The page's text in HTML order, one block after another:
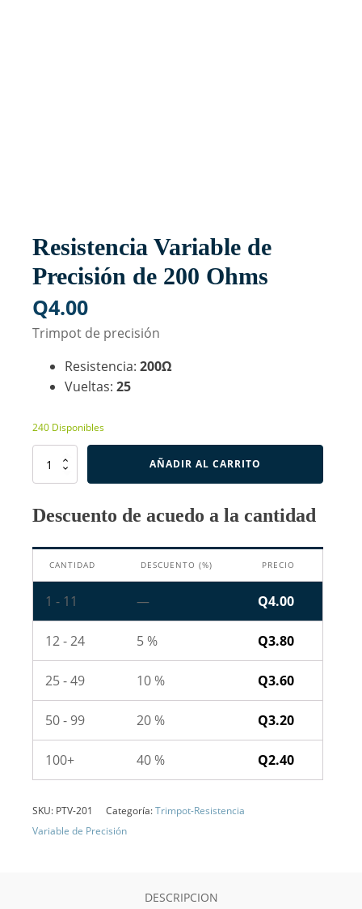
Resistencia Variable de
Precisión de 200 Ohms
Q4.00
Trimpot de precisión
Resistencia: 200Ω
Vueltas: 25
240 Disponibles
Resistencia
Variable
de
Ohms
cantidad
AÑADIR AL CARRITO
Descuento de acuedo a la cantidad
CANTIDAD DESCUENTO (%) PRECIO
1 - 11 — Q4.00
12 - 24 5 % Q3.80
25 - 49 10 % Q3.60
50 - 99 20 % Q3.20
100+ 40 % Q2.40
SKU: PTV-201 Categoría:Trimpot-Resistencia
Variable de Precisión
DESCRIPCION